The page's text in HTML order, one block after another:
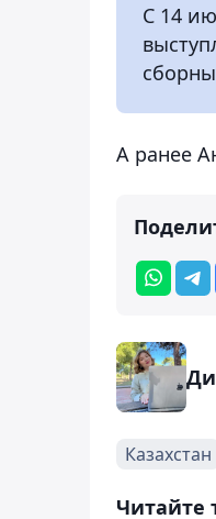
С 14
А ранее
Казахстан
Читайте